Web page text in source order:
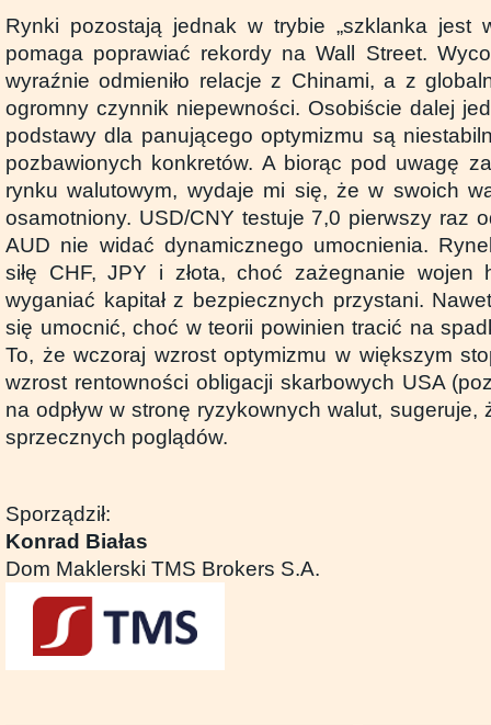
Rynki pozostają jednak w trybie „szklanka jest
pomaga poprawiać rekordy na Wall Street.
wyraźnie odmieniło relacje z Chinami, a z
ogromny czynnik niepewności. Osobiście dalej
podstawy dla panującego optymizmu są
pozbawionych konkretów. A biorąc pod uwagę
rynku walutowym, wydaje mi się, że w swoich
osamotniony. USD/CNY testuje 7,0 pierwszy raz
AUD nie widać dynamicznego umocnienia.
siłę CHF, JPY i złota, choć zażegnanie wojen
wyganiać kapitał z bezpiecznych przystani.
się umocnić, choć w teorii powinien tracić na
To, że wczoraj wzrost optymizmu w większym
wzrost rentowności obligacji skarbowych USA
na odpływ w stronę ryzykownych walut, sugeruje,
sprzecznych poglądów.
Sporządził:
Konrad Białas
Dom Maklerski TMS Brokers S.A.